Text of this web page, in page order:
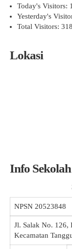
Today's Visitors:
Yesterday's
Total Visitors:
Lokasi
Info Sekolah
NPSN 20523848
Jl. Salak No. 126,
Kecamatan